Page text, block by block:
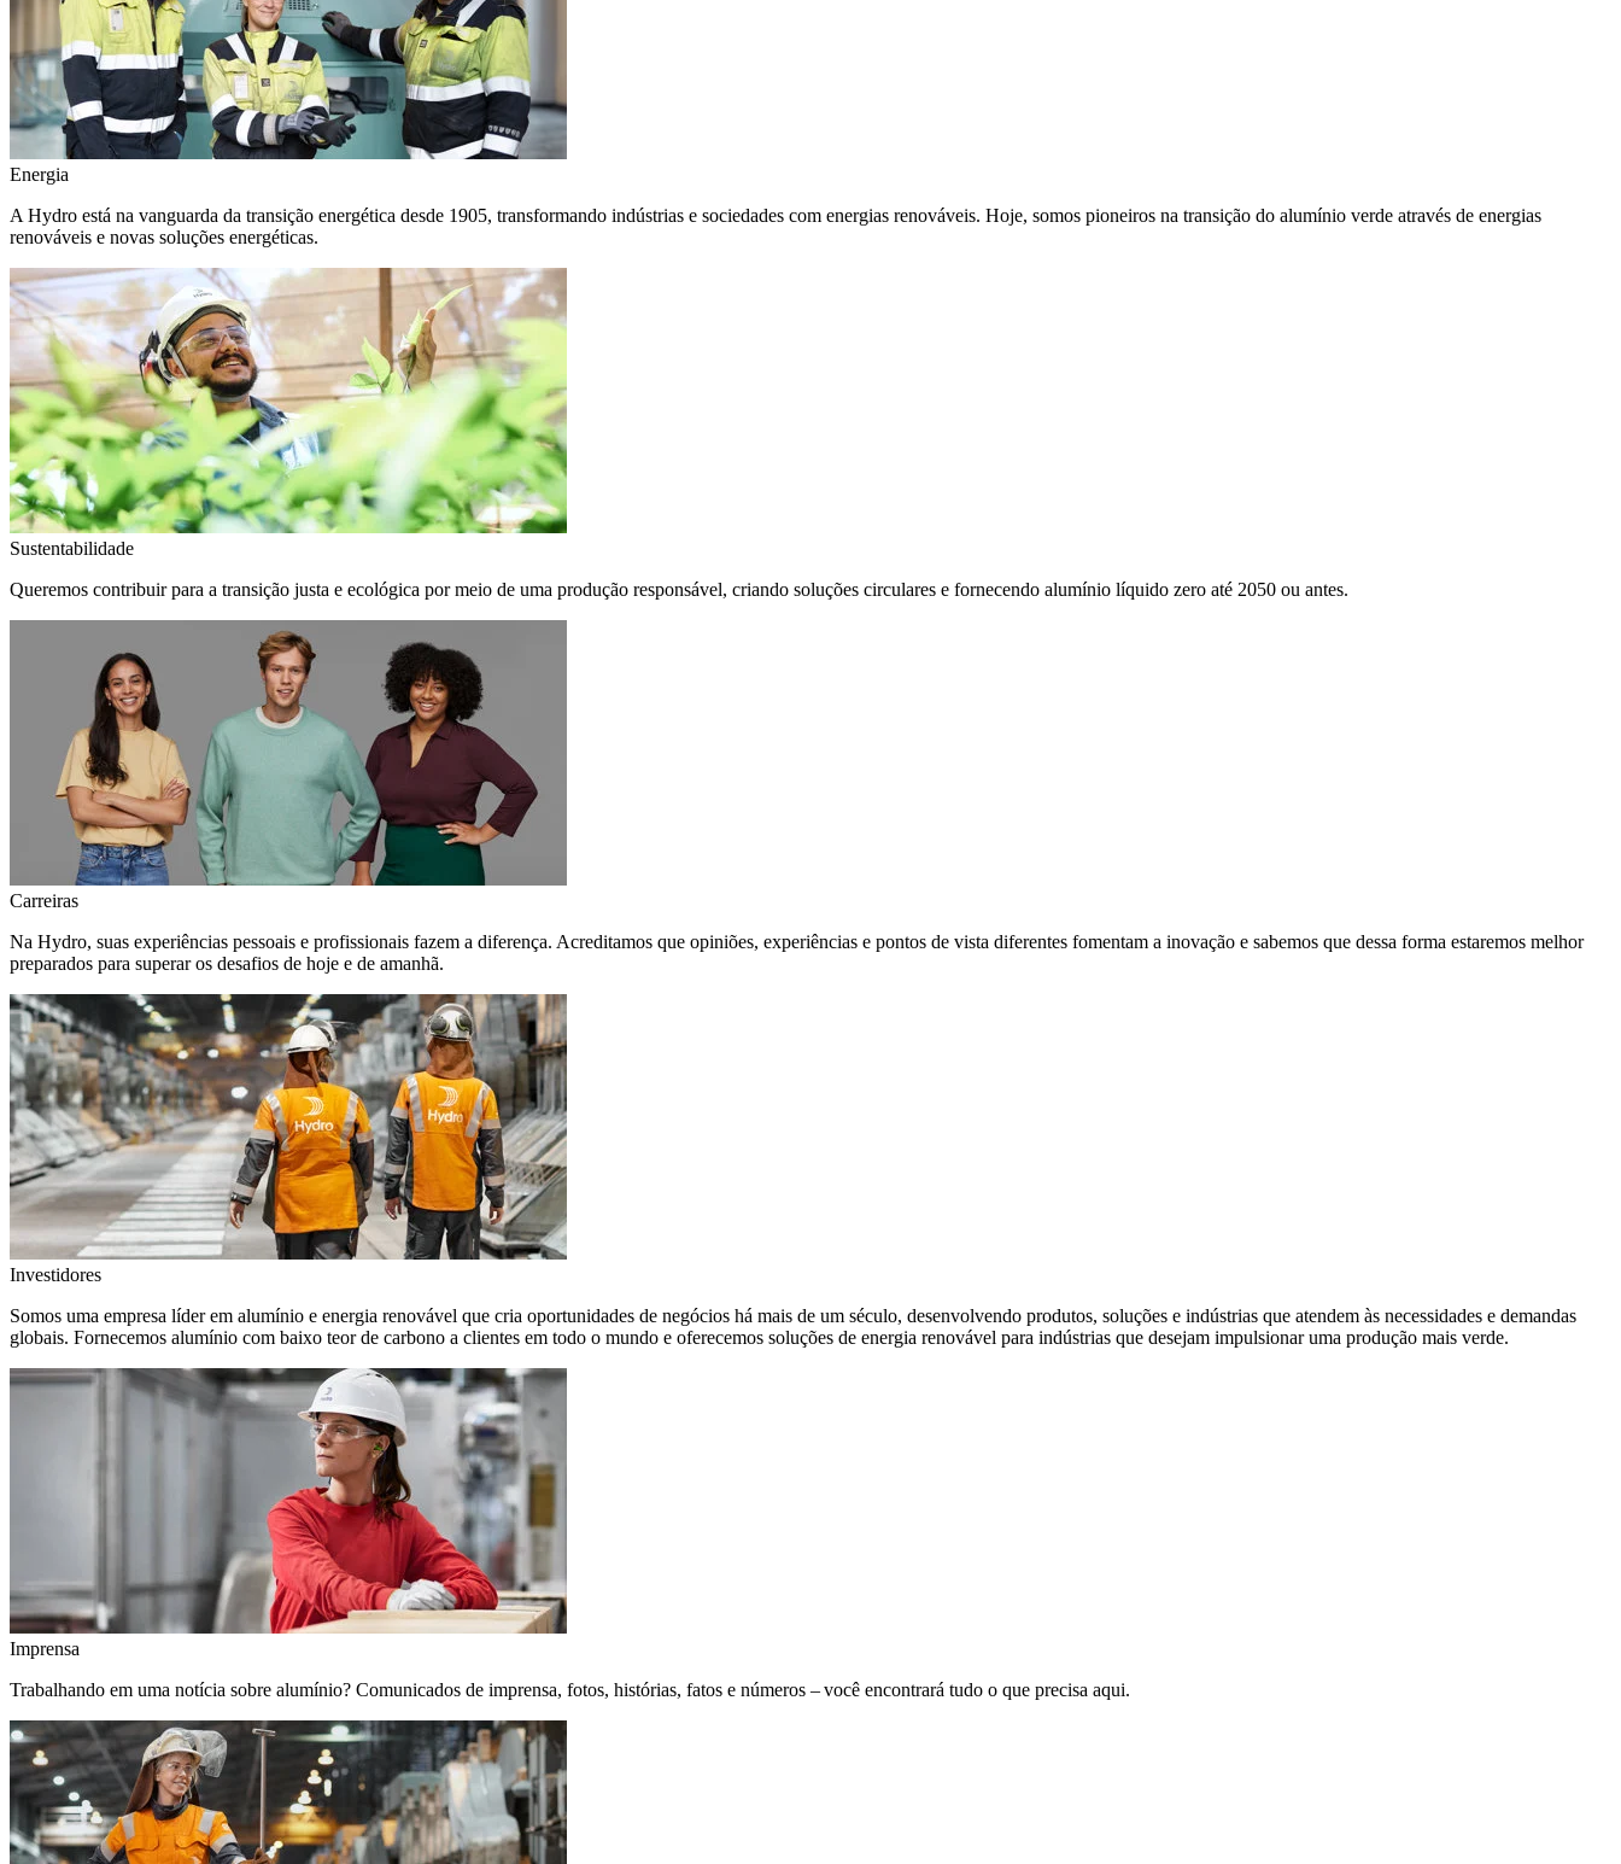
Energia
A Hydro está na vanguarda da transição energética desde 1905, transformando indústrias e sociedades com energias renováveis. Hoje, somos pioneiros na transição do alumínio verde através de energias
renováveis e novas soluções energéticas.
Sustentabilidade
Queremos contribuir para a transição justa e ecológica por meio de uma produção responsável, criando soluções circulares e fornecendo alumínio líquido zero até 2050 ou antes.
Carreiras
Na Hydro, suas experiências pessoais e profissionais fazem a diferença. Acreditamos que opiniões, experiências e pontos de vista diferentes fomentam a inovação e sabemos que dessa forma estaremos melhor
preparados para superar os desafios de hoje e de amanhã.
Investidores
Somos uma empresa líder em alumínio e energia renovável que cria oportunidades de negócios há mais de um século, desenvolvendo produtos, soluções e indústrias que atendem às necessidades e demandas
globais. Fornecemos alumínio com baixo teor de carbono a clientes em todo o mundo e oferecemos soluções de energia renovável para indústrias que desejam impulsionar uma produção mais verde.
Imprensa
Trabalhando em uma notícia sobre alumínio? Comunicados de imprensa, fotos, histórias, fatos e números – você encontrará tudo o que precisa aqui.